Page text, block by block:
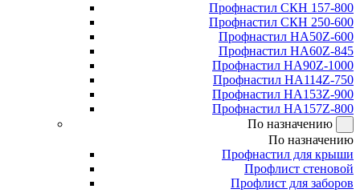
Профнастил СКН 157-800
Профнастил СКН 250-600
Профнастил НА50Z-600
Профнастил НА60Z-845
Профнастил НА90Z-1000
Профнастил НА114Z-750
Профнастил НА153Z-900
Профнастил НА157Z-800
По назначению
По назначению
Профнастил для крыши
Профлист стеновой
Профлист для заборов